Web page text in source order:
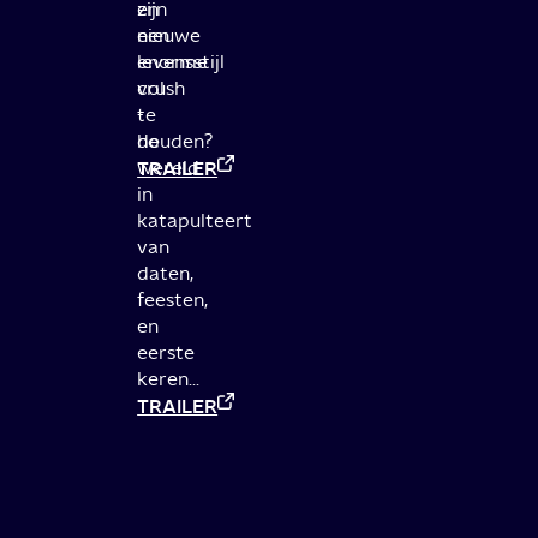
en
een
enorme
crush
-
de
wereld
in
katapulteert
van
daten,
feesten,
en
eerste
keren...
TRAILER
zijn
nieuwe
levensstijl
vol
te
houden?
TRAILER